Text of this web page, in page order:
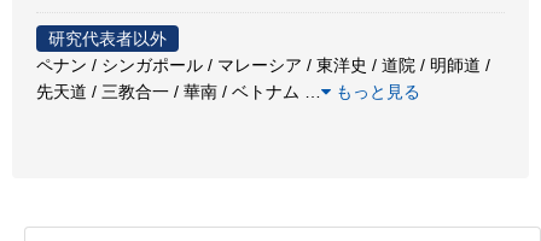
研究代表者以外
ペナン / シンガポール / マレーシア / 東洋史 / 道院 / 明師道 /
先天道 / 三教合一 / 華南 / ベトナム
もっと見る